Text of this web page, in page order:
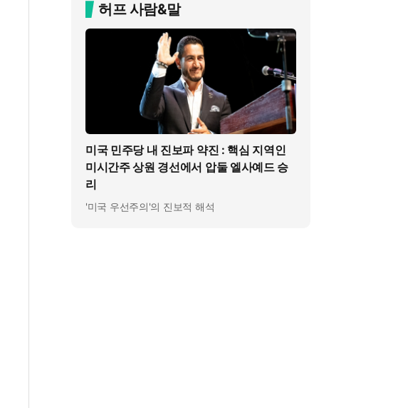
허프 사람&말
미국 민주당 내 진보파 약진 : 핵심 지역인
미시간주 상원 경선에서 압둘 엘사예드 승
리
'미국 우선주의'의 진보적 해석